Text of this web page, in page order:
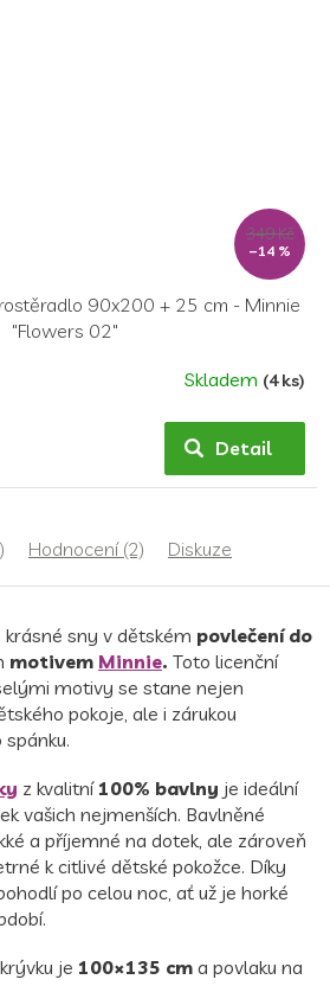
349 Kč
–14 %
90x200 + 25 cm - Minnie
"Flowers 02"
Skladem (4 ks)
Detail
Hodnocení (2) Diskuze
sny v dětském povlečení do
motivem Minnie. Toto licenční
motivy se stane nejen
pokoje, ale i zárukou
z kvalitní100% bavlny je ideální
vašich nejmenších. Bavlněné
a příjemné na dotek, ale zároveň
k citlivé dětské pokožce. Díky
po celou noc, ať už je horké
je 100×135 cm a povlaku na